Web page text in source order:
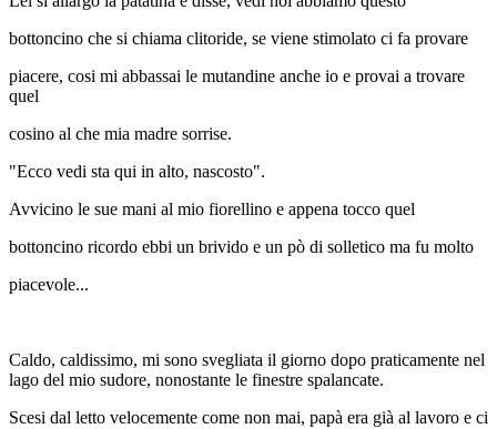
bottoncino che si chiama clitoride, se viene stimolato ci fa provare
piacere, cosi mi abbassai le mutandine anche io e provai a trovare
quel
cosino al che mia madre sorrise.
"Ecco vedi sta qui in alto, nascosto".
Avvicino le sue mani al mio fiorellino e appena tocco quel
bottoncino ricordo ebbi un brivido e un pò di solletico ma fu molto
piacevole...
Caldo, caldissimo, mi sono svegliata il giorno dopo praticamente nel
lago del mio sudore, nonostante le finestre spalancate.
Scesi dal letto velocemente come non mai, papà era già al lavoro e ci